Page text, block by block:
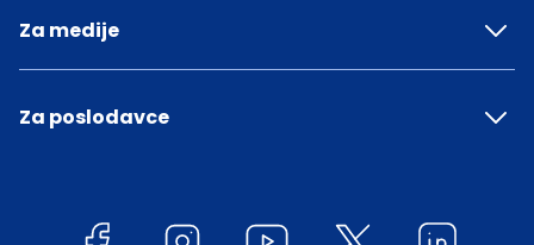
Za medije
Za poslodavce